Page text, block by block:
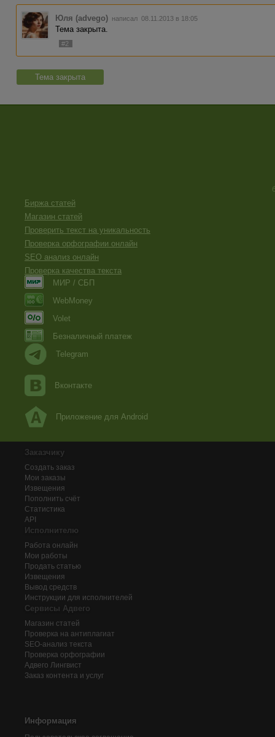
Юля (advego) написал 08.11.2013 в 18:05
Тема закрыта.
#2
Тема закрыта
Биржа статей
Магазин статей
Проверить текст на уникальность
Проверка орфографии онлайн
SEO анализ онлайн
Проверка качества текста
МИР / СБП
WebMoney
Volet
Безналичный платеж
Telegram
Вконтакте
Приложение для Android
Заказчику
Создать заказ
Мои заказы
Извещения
Пополнить счёт
Статистика
API
Исполнителю
Работа онлайн
Мои работы
Продать статью
Извещения
Вывод средств
Инструкции для исполнителей
Сервисы Адвего
Магазин статей
Проверка на антиплагиат
SEO-анализ текста
Проверка орфографии
Адвего Лингвист
Заказ контента и услуг
Информация